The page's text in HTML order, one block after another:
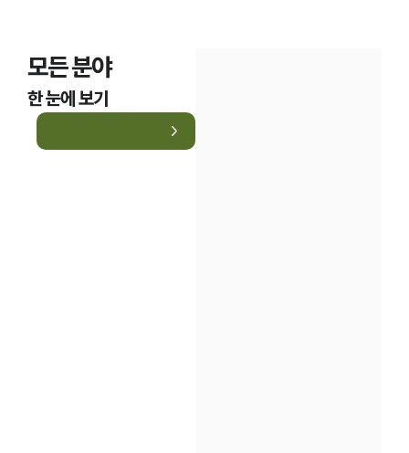
모든 분야
한 눈에 보기